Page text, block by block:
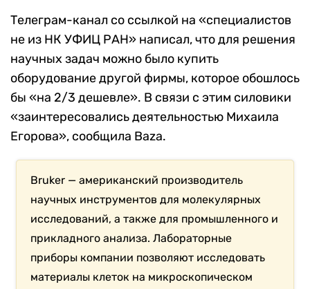
Телеграм-канал со ссылкой на «специалистов
не из НК УФИЦ РАН» написал, что для решения
научных задач можно было купить
оборудование другой фирмы, которое обошлось
бы «на 2/3 дешевле». В связи с этим силовики
«заинтересовались деятельностью Михаила
Егорова», сообщила Baza.
Bruker — американский производитель
научных инструментов для молекулярных
исследований, а также для промышленного и
прикладного анализа. Лабораторные
приборы компании позволяют исследовать
материалы клеток на микроскопическом